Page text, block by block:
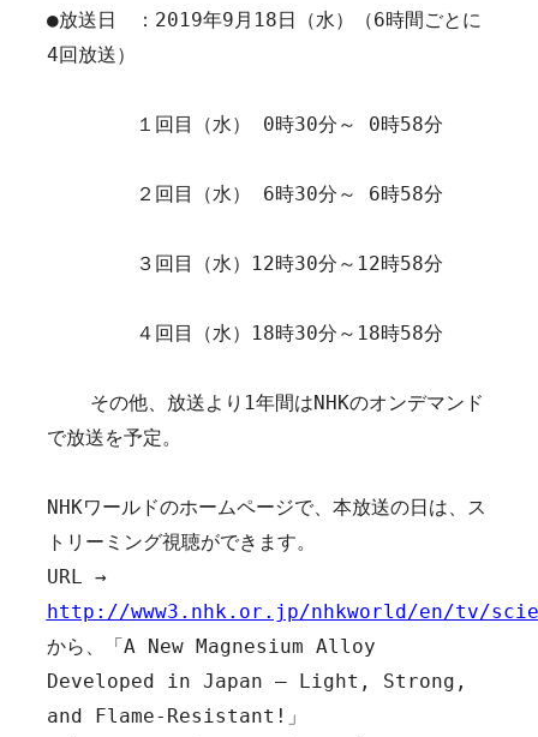
●放送日　：2019年9月18日（水）（6時間ごとに
4回放送）
１回目（水） 0時30分～ 0時58分
２回目（水） 6時30分～ 6時58分
３回目（水）12時30分～12時58分
４回目（水）18時30分～18時58分
で放送を予定。
NHKワールドのホームページで、本放送の日は、ス
トリーミング視聴ができます。
http://www3.nhk.or.jp/nhkworld/en/tv/
から、「A New Magnesium Alloy
Developed in Japan – Light, Strong,
and Flame-Resistant!」